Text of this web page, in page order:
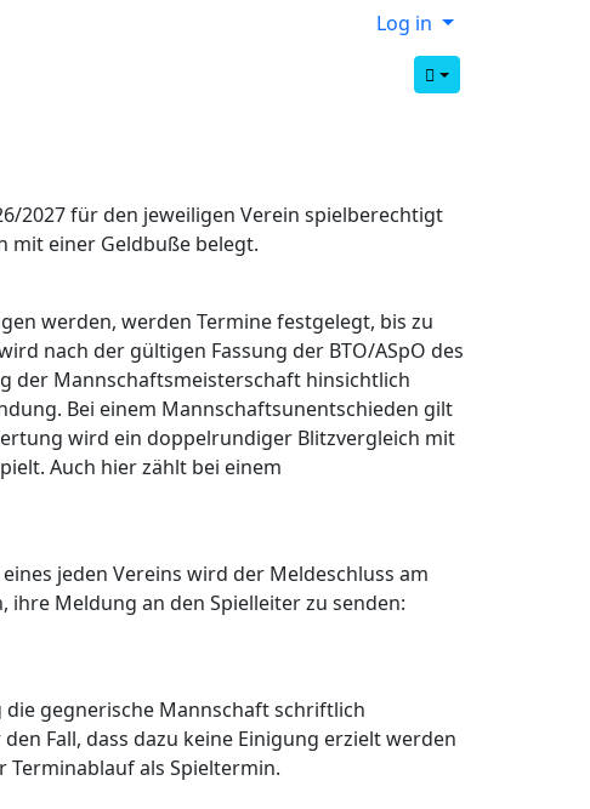
Log in
2027 für den jeweiligen Verein spielberechtigt
mit einer Geldbuße belegt.
werden, werden Termine festgelegt, bis zu
nach der gültigen Fassung der BTO/ASpO des
der Mannschaftsmeisterschaft hinsichtlich
Bei einem Mannschaftsunentschieden gilt
wird ein doppelrundiger Blitzvergleich mit
Auch hier zählt bei einem
jeden Vereins wird der Meldeschluss am
ihre Meldung an den Spielleiter zu senden:
gegnerische Mannschaft schriftlich
Fall, dass dazu keine Einigung erzielt werden
als Spieltermin.